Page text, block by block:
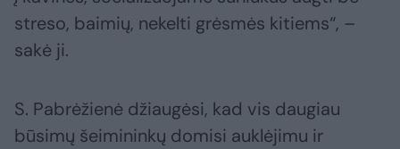
streso, baimių, nekelti grėsmės kitiems“, –
sakė ji.
S. Pabrėžienė džiaugėsi, kad vis daugiau
būsimų šeimininkų domisi auklėjimu ir